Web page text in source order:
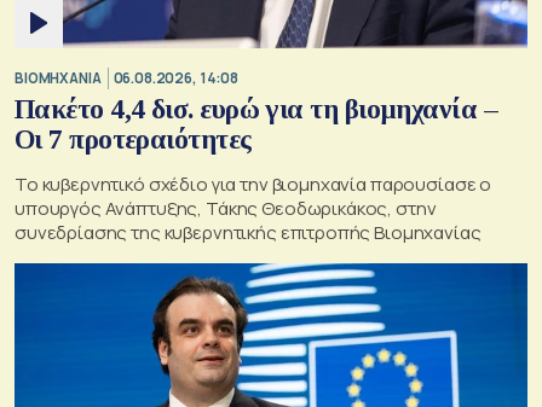
ΒΙΟΜΗΧΑΝΙΑ 06.08.2026, 14:08
Πακέτο 4,4 δισ. ευρώ για τη βιομηχανία –
Οι 7 προτεραιότητες
Το κυβερνητικό σχέδιο για την βιομηχανία παρουσίασε ο
υπουργός Ανάπτυξης, Τάκης Θεοδωρικάκος, στην
συνεδρίασης της κυβερνητικής επιτροπής Βιομηχανίας